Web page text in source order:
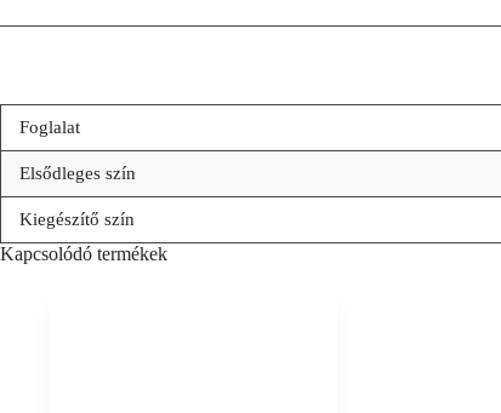
Foglalat
Elsődleges szín
Kiegészítő szín
Kapcsolódó termékek